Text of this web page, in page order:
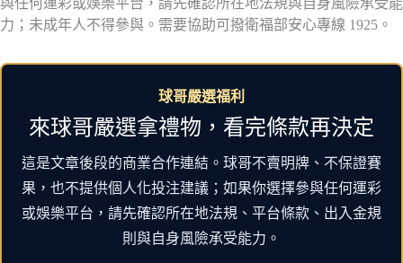
力；未成年人不得參與。需要協助可撥衛福部安心專線 1925。
球哥嚴選福利
來球哥嚴選拿禮物，看完條款再決定
這是文章後段的商業合作連結。球哥不賣明牌、不保證賽
果，也不提供個人化投注建議；如果你選擇參與任何運彩
或娛樂平台，請先確認所在地法規、平台條款、出入金規
則與自身風險承受能力。